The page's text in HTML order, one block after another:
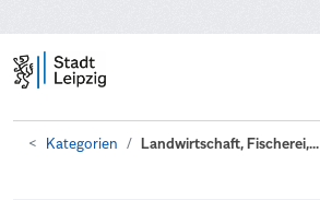
Kategorien Landwirtschaft, Fischerei,...